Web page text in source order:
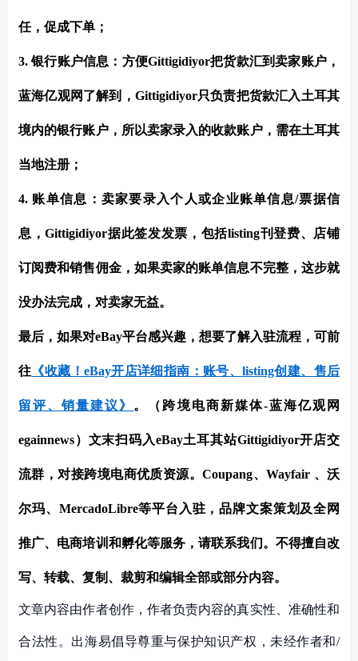
任，促成下单；
3. 银行账户信息：方便Gittigidiyor把货款汇到卖家账户，
蓝海亿观网了解到，Gittigidiyor只负责把货款汇入土耳其
境内的银行账户，所以卖家录入的收款账户，需在土耳其
当地注册；
4. 账单信息：卖家要录入个人或企业账单信息/票据信
息，Gittigidiyor据此签发发票，包括listing刊登费、店铺
订阅费和销售佣金，如果卖家的账单信息不完整，这步就
没办法完成，对卖家无益。
最后，如果对eBay平台感兴趣，想要了解入驻流程，可前
往 《收藏！eBay开店详细指南：账号、listing创建、售后
留评、销量建议》 。（跨境电商新媒体-蓝海亿观网
egainnews）文末扫码入eBay土耳其站Gittigidiyor开店交
流群，对接跨境电商优质资源。Coupang、Wayfair 、沃
尔玛、MercadoLibre等平台入驻，品牌文案策划及全网
推广、电商培训和孵化等服务，请联系我们。不得擅自改
写、转载、复制、裁剪和编辑全部或部分内容。
文章内容由作者创作，作者负责内容的真实性、准确性和
合法性。出海易倡导尊重与保护知识产权，未经作者和/